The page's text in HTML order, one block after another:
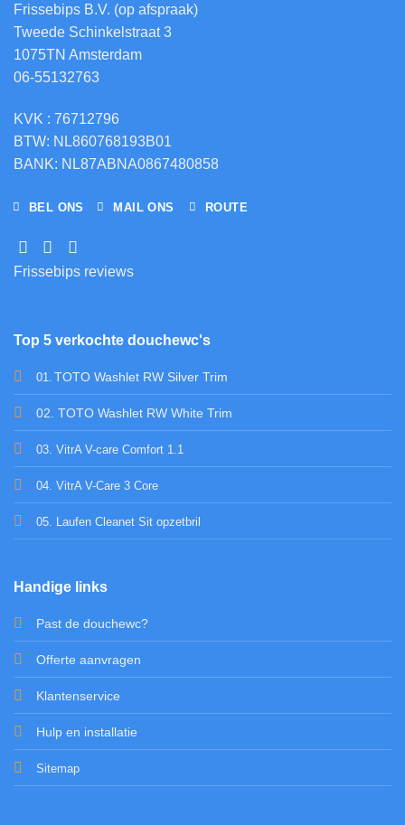
Frissebips B.V. (op afspraak)
Tweede Schinkelstraat 3
1075TN Amsterdam
06-55132763
KVK : 76712796
BTW: NL860768193B01
BANK: NL87ABNA0867480858
BEL ONS MAIL ONS ROUTE
Frissebips reviews
Top 5 verkochte douchewc's
01 TOTO Washlet RW Silver Trim
02. TOTO Washlet RW White Trim
03. VitrA V-care Comfort 1.1
04. VitrA V-Care 3 Core
05. Laufen Cleanet Sit opzetbril
Handige links
Past de douchewc?
Offerte aanvragen
Klantenservice
Hulp en installatie
Sitemap